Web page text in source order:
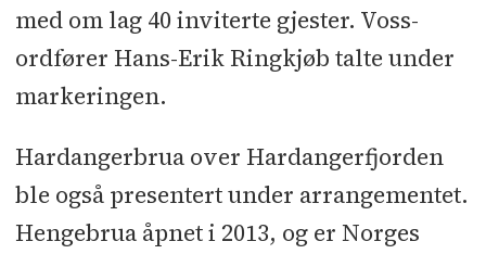
med om lag 40 inviterte gjester. Voss-
ordfører Hans-Erik Ringkjøb talte under
markeringen.
Hardangerbrua over Hardangerfjorden
ble også presentert under arrangementet.
Hengebrua åpnet i 2013, og er Norges